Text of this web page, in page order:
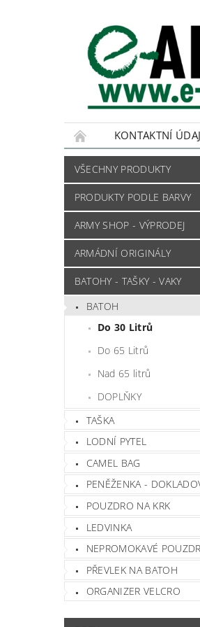
KONTAKTNÍ
VŠECHNY PRODUKTY
PRODUKTY PODLE BARVY
ARMY SHOP - VÝPRODEJ
ARMÁDNÍ ORIGINÁLY
BATOHY - TAŠKY - VAKY
BATOH
Do 30 Litrů
Do 65 Litrů
Nad 65 litrů
DOPLŇKY
TAŠKA
LODNÍ PYTEL
CAMEL BAG
PENĚŽENKA -
POUZDRO NA KRK
LEDVINKA
NEPROMOKAVÉ
PŘEVLEK NA BATOH
ORGANIZER VELCRO